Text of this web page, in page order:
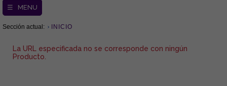
☰ MENU
Sección actual: INICIO
La URL especificada no se corresponde con ningún
Producto.